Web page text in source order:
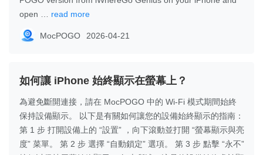
open … read more
MocPOGO 2026-04-21
如何讓 iPhone 始終顯示在螢幕上？
為避免斷開連接，請在 MocPOGO 中的 Wi-Fi 模式期間始終
保持設備顯示。 以下是有關如何讓您的設備始終顯示的指南：
第 1 步 打開設備上的 “設置” ，向下滾動並打開 “螢幕顯示與亮
度” 菜單。 第 2 步 選擇 “自動鎖定” 選項。 第 3 步 點擊 “永不”